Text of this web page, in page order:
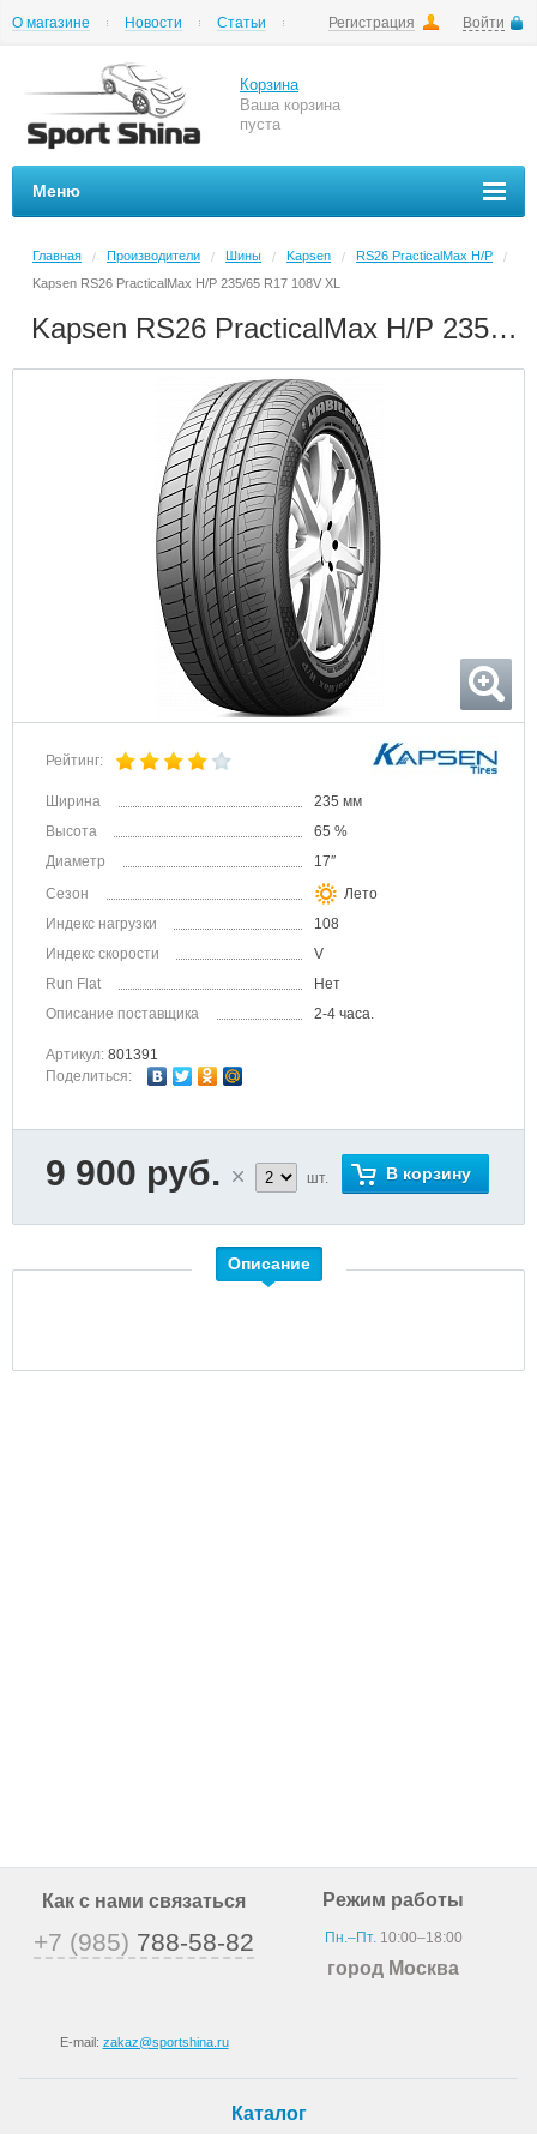
Регистрация Войти
О магазине Новости
Статьи
Корзина
Ваша корзина
пуста
Меню
Главная / Производители / Шины / Kapsen / RS26 PracticalMax H/P
/
Kapsen RS26 PracticalMax H/P 235/65 R17 108V XL
Kapsen RS26 PracticalMax H/P 235/65 R17 108V XL
Рейтинг:
Ширина
235 мм
Высота
65 %
Диаметр
17″
Сезон
Лето
Индекс нагрузки
108
Индекс скорости
V
Run Flat
Нет
Описание поставщика
2-4 часа.
Артикул: 801391
Поделиться:
9 900 руб. шт. В корзину
Описание
Как с нами связаться
+7 (985) 788-58-82
E-mail: zakaz@sportshina.ru
Режим работы
Пн.–Пт.10:00–18:00
город Москва
Каталог